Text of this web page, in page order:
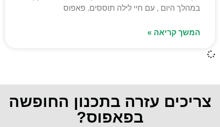
במהלך היום , עם חיי לילה תוססים. פאפוס
המשך קריאה »
צריכים עזרה בתכנון החופשה
בפאפוס?